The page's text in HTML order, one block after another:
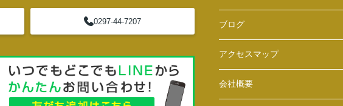
0297-44-7207 ブログ
アクセスマップ
会社概要